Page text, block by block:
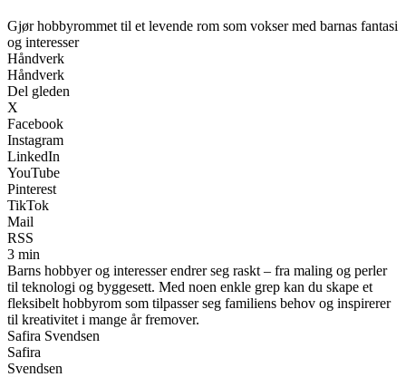
Gjør hobbyrommet til et levende rom som vokser med barnas fantasi
og interesser
Håndverk
Håndverk
Del gleden
X
Facebook
Instagram
LinkedIn
YouTube
Pinterest
TikTok
Mail
RSS
3 min
Barns hobbyer og interesser endrer seg raskt – fra maling og perler
til teknologi og byggesett. Med noen enkle grep kan du skape et
fleksibelt hobbyrom som tilpasser seg familiens behov og inspirerer
til kreativitet i mange år fremover.
Safira Svendsen
Safira
Svendsen